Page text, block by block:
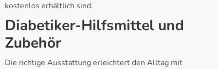
kostenlos erhältlich sind.
Diabetiker-Hilfsmittel und
Zubehör
Die richtige Ausstattung erleichtert den Alltag mit